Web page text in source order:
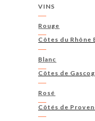
VINS
Rouge
Côtes du Rhône
Blanc
Côtes de
Rosé
Côtés de